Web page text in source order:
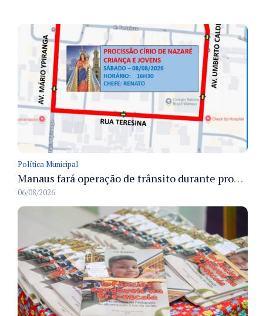
Política Municipal
Manaus fará operação de trânsito durante procissão do Círio das Crianças e Jovens para preservar a fluidez viária
06/08/2026